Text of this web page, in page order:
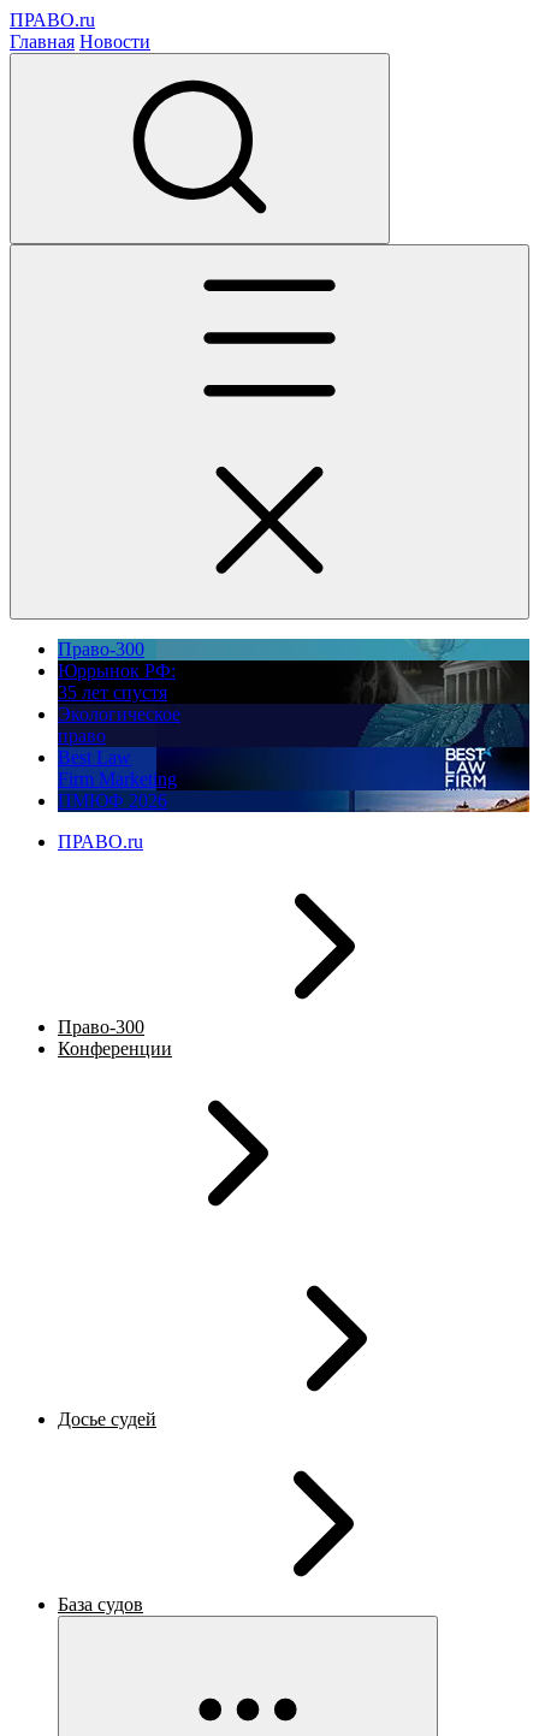
ПРАВО.ru
Главная Новости
Право-300
Юррынок РФ:
35 лет спустя
Экологическое
право
Best Law
Firm Marketing
ПМЮФ 2026
ПРАВО.ru
Право-300
Конференции
Досье судей
База судов